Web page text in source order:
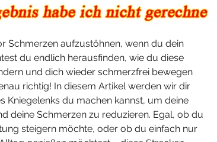
Schmerzen aufzustöhnen, wenn du dein
du endlich herausfinden, wie du diese
und dich wieder schmerzfrei bewegen
richtig! In diesem Artikel werden wir dir
Kniegelenks du machen kannst, um deine
deine Schmerzen zu reduzieren. Egal, ob du
steigern möchte, oder ob du einfach nur